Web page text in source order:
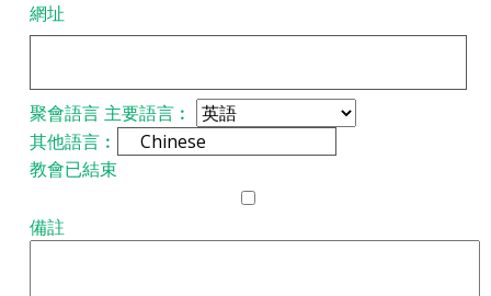
網址
聚會語言 主要語言︰
其他語言︰
教會已結束
備註